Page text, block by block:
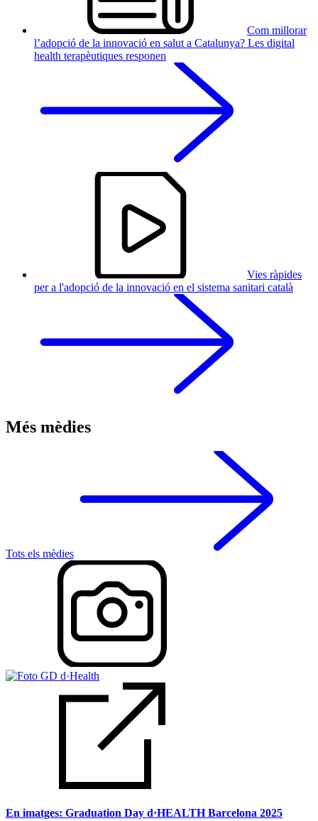
Com millorar
l’adopció de la innovació en salut a Catalunya? Les digital
health terapèutiques responen
Vies ràpides
per a l'adopció de la innovació en el sistema sanitari català
Més mèdies
Tots els mèdies
En imatges: Graduation Day d·HEALTH Barcelona 2025